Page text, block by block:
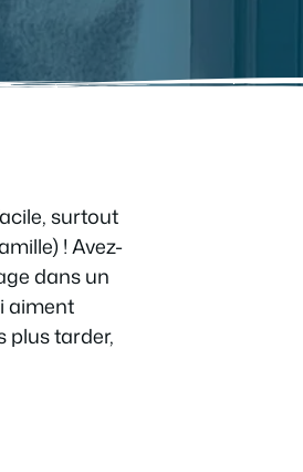
surtout
! Avez-
dans un
aiment
plus tarder,